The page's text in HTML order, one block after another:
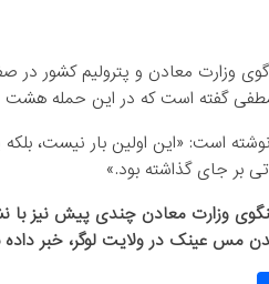
وزارت معادن و پترولیم کشور در
مطفی گفته است که در این حمله
است: «این اولین بار نیست،
بر جای گذاشته بود.»
وزارت معادن چندی پیش نیز با
مس عینک در ولایت لوگر، خبر داده